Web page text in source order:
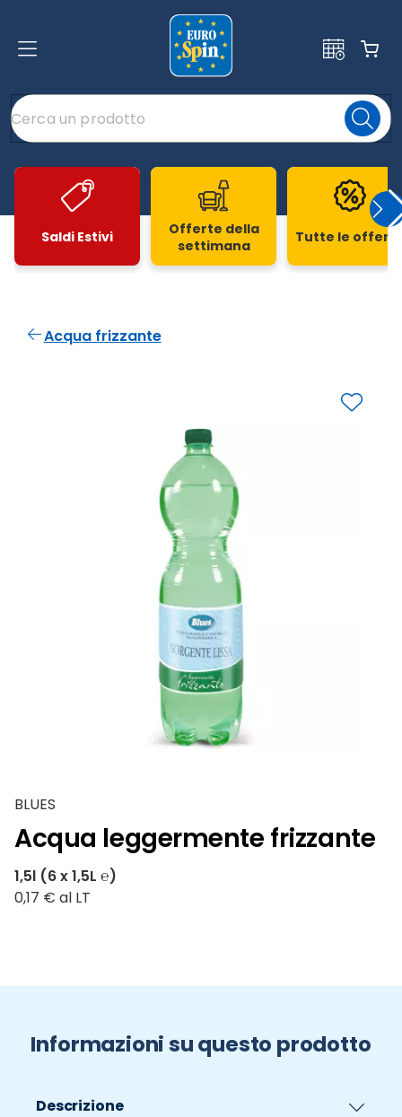
Saldi Estivi
Offerte della
settimana
Tutte le
Acqua frizzante
BLUES
Acqua leggermente frizzante
1,5l (6 x 1,5L ℮)
0,17 € al LT
Informazioni su questo prodotto
Descrizione